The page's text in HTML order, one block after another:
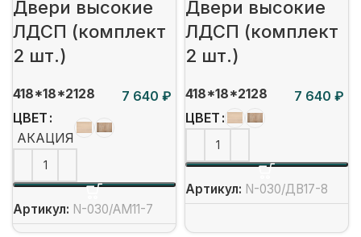
Двери высокие
ЛДСП (комплект
2 шт.)
418*18*2128
₽
ЦВЕТ
АКАЦИЯ
Артикул: N-030/АМ11-7
Двери высокие
ЛДСП (комплект
2 шт.)
418*18*2128
₽
ЦВЕТ
Артикул: N-030/ДВ17-8